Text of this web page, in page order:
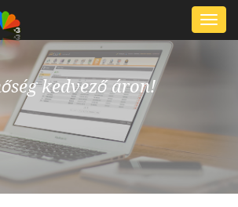
kedvező áron!